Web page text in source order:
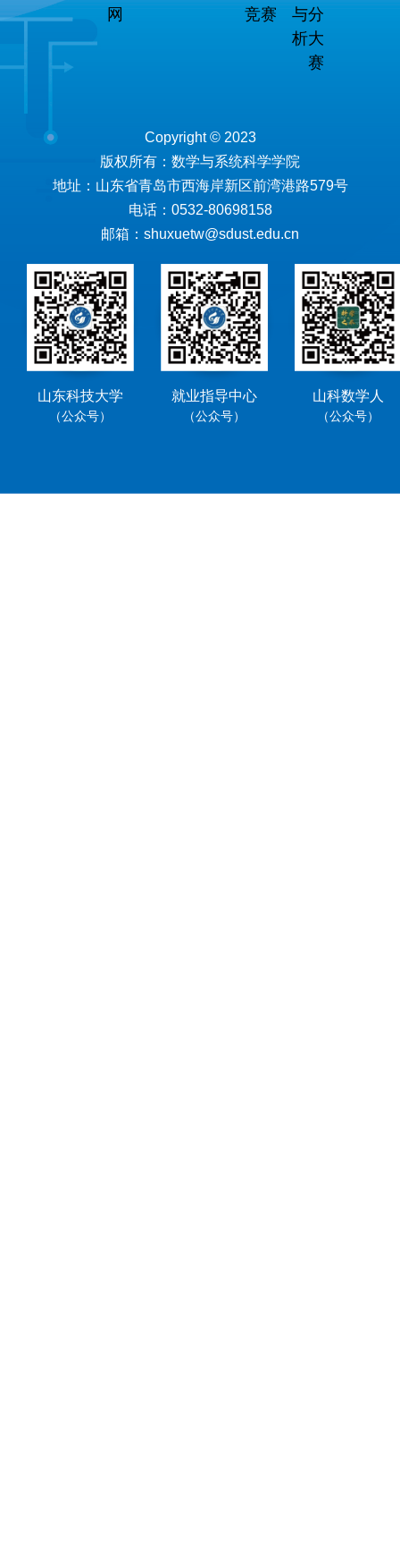
网
竞赛
与分
析大
赛
Copyright © 2023
版权所有：数学与系统科学学院
地址：山东省青岛市西海岸新区前湾港路579号
电话：0532-80698158
邮箱：shuxuetw@sdust.edu.cn
山东科技大学
（公众号）
就业指导中心
（公众号）
山科数学人
（公众号）